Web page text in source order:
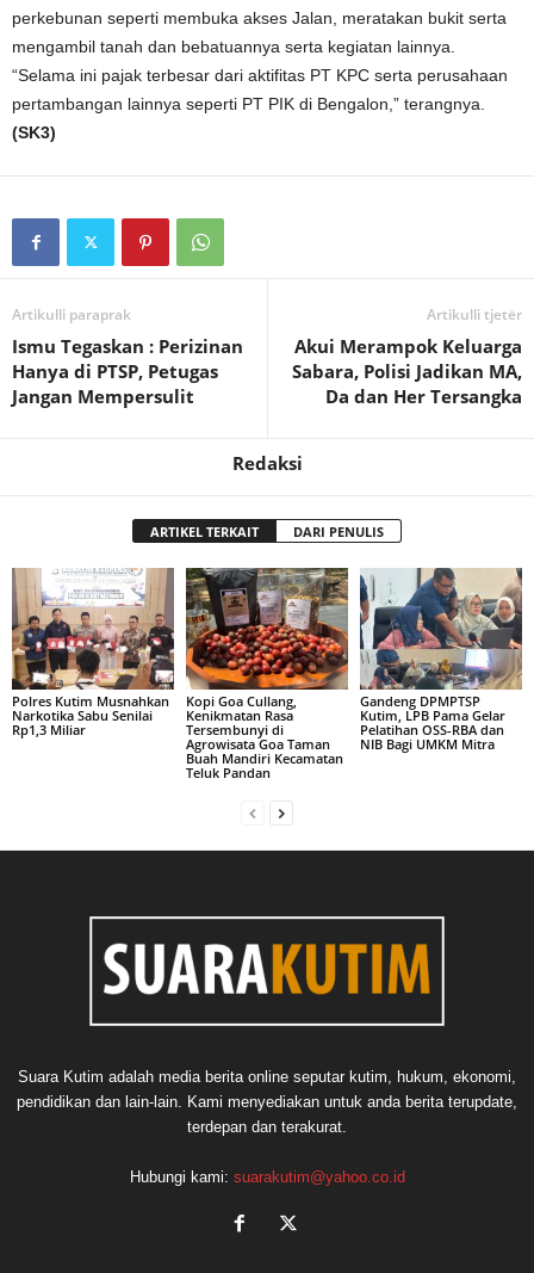
perkebunan seperti membuka akses Jalan, meratakan bukit serta
mengambil tanah dan bebatuannya serta kegiatan lainnya.
“Selama ini pajak terbesar dari aktifitas PT KPC serta perusahaan
pertambangan lainnya seperti PT PIK di Bengalon,” terangnya.
(SK3)
Artikulli paraprak
Ismu Tegaskan : Perizinan
Hanya di PTSP, Petugas
Jangan Mempersulit
Artikulli tjetër
Akui Merampok Keluarga
Sabara, Polisi Jadikan MA,
Da dan Her Tersangka
Redaksi
ARTIKEL TERKAIT DARI PENULIS
Polres Kutim Musnahkan
Narkotika Sabu Senilai
Rp1,3 Miliar
Kopi Goa Cullang,
Kenikmatan Rasa
Tersembunyi di
Agrowisata Goa Taman
Buah Mandiri Kecamatan
Teluk Pandan
Gandeng DPMPTSP
Kutim, LPB Pama Gelar
Pelatihan OSS-RBA dan
NIB Bagi UMKM Mitra
Suara Kutim adalah media berita online seputar kutim, hukum, ekonomi,
pendidikan dan lain-lain. Kami menyediakan untuk anda berita terupdate,
terdepan dan terakurat.
Hubungi kami: suarakutim@yahoo.co.id